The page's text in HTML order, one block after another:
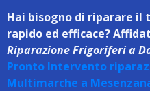
Hai bisogno di riparare
rapido ed efficace?
Riparazione Frigoriferi a
Pronto Intervento
Multimarche a